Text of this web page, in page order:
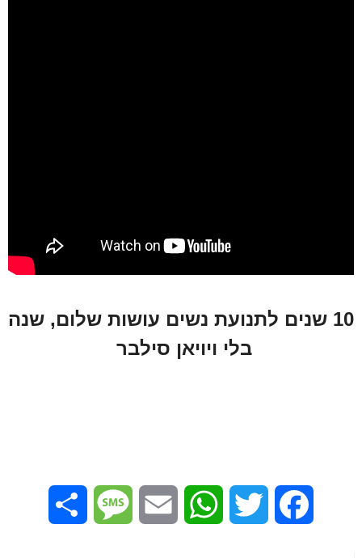
10 שנים לתנועת נשים עושות שלום, שנה
בלי ויויאן סילבר
Facebook
Twitter
WhatsApp
Email
Message